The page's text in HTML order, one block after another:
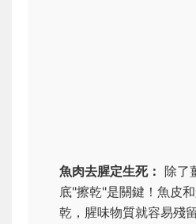
魚肉去腥定生死： 除了
底"擦乾"是關鍵！魚皮
乾，腥味物質就容易殘